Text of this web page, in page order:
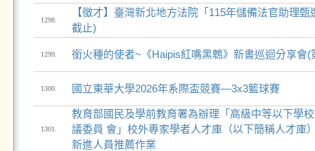
1298.
【徵才】臺灣新北地方法院「115年儲備法官助理
截止)
1299. 銜火種的使者~《Haipis紅嘴黑鵯》新書巡迴分享會(
1300. 國立東華大學2026年系際盃競賽—3x3籃球賽
1301.
教育部國民及學前教育署為辦理「高級中等以下學
議委員 會」校外專家學者人才庫（以下簡稱人才庫
新進人員推薦作業